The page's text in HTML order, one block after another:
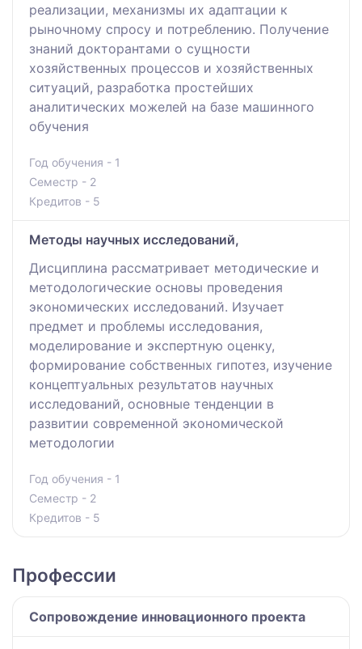
реализации, механизмы их адаптации к
рыночному спросу и потреблению. Получение
знаний докторантами о сущности
хозяйственных процессов и хозяйственных
ситуаций, разработка простейших
аналитических можелей на базе машинного
обучения
Год обучения - 1
Семестр - 2
Кредитов - 5
Методы научных исследований,
Дисциплина рассматривает методические и
методологические основы проведения
экономических исследований. Изучает
предмет и проблемы исследования,
моделирование и экспертную оценку,
формирование собственных гипотез, изучение
концептуальных результатов научных
исследований, основные тенденции в
развитии современной экономической
методологии
Год обучения - 1
Семестр - 2
Кредитов - 5
Профессии
Сопровождение инновационного проекта